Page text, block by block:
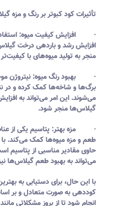
تأثیرات کود کبوتر بر رنگ و مزه
· افزایش کیفیت میوه:
افزایش رشد و باردهی درخت
منجر به تولید میوه‌های با
· بهبود رنگ میوه: نیتروژن
برگ‌ها و شاخه‌ها کمک کرده و در
می‌شوند. این امر می‌تواند به
گیلاس‌ها منجر شود.
· مزه بهتر: پتاسیم یکی از
طعم و مزه میوه‌ها کمک می‌کند. با
حاوی مقادیر مناسبی از پتاسیم
می‌تواند به بهبود طعم گیلاس‌ها
با این حال، برای دستیابی به
کوددهی به صورت متعادل و بر
انجام شود تا از بروز مشکلاتی